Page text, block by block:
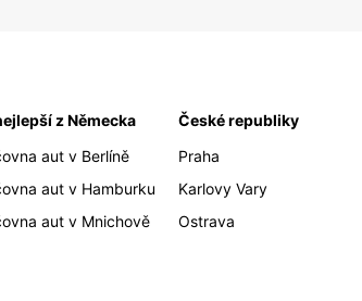
z Německa
aut v Berlíně
aut v Hamburku
aut v Mnichově
České republiky
Praha
Karlovy Vary
Ostrava